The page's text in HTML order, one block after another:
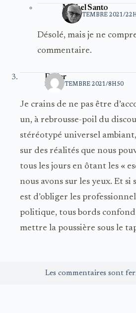
Michel Santo
24 SEPTEMBRE 2021/
Désolé, mais je ne
commentaire.
Didier
25 SEPTEMBRE 2021/8H50
Je crains de ne pas être
un, à rebrousse-poil du
stéréotypé universel
sur des réalités que nous
tous les jours en ôtant les «
nous avons sur les yeux. Et si
est d’obliger les
politique, tous bords
mettre la poussière sous le
Les commentaires sont